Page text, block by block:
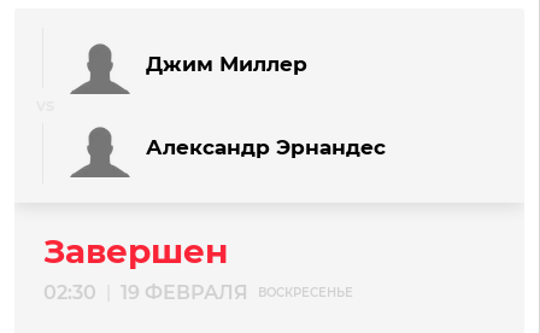
Джим Миллер
Александр Эрнандес
Завершен
02:30 19 ФЕВРАЛЯ ВОСКРЕСЕНЬЕ